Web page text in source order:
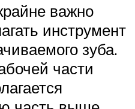
важно
инструмент
зуба.
части